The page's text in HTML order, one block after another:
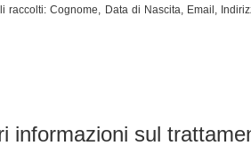
raccolti: Cognome, Data di Nascita, Email,
informazioni sul